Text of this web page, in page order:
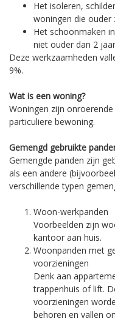
Het isoleren,
woningen die ouder
Het schoonmaken
niet ouder dan 2
Deze werkzaamheden
9%.
Wat is een woning?
Woningen zijn
particuliere bewoning.
Gemengd gebruikte
Gemengde panden zijn
als een andere
verschillende typen
Woon-werkpanden
Voorbeelden zijn
kantoor aan huis.
Woonpanden met
voorzieningen
Denk aan
trappenhuis of lift.
voorzieningen
behoren en vallen